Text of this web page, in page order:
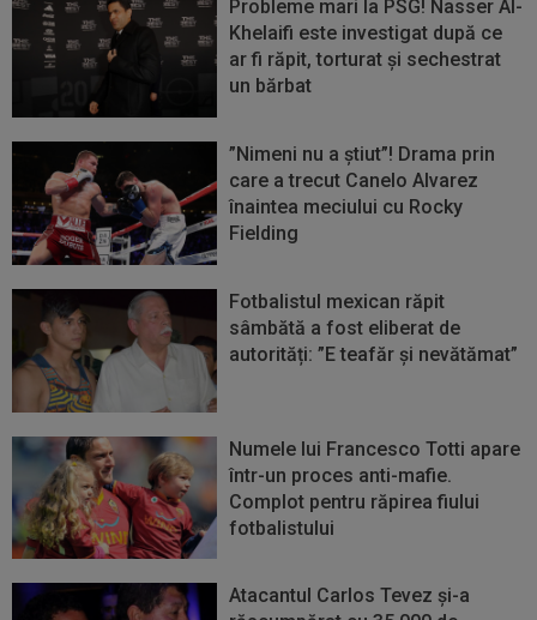
Probleme mari la PSG! Nasser Al-
Khelaifi este investigat după ce
ar fi răpit, torturat și sechestrat
un bărbat
”Nimeni nu a știut”! Drama prin
care a trecut Canelo Alvarez
înaintea meciului cu Rocky
Fielding
Fotbalistul mexican răpit
sâmbătă a fost eliberat de
autorități: ”E teafăr și nevătămat”
Numele lui Francesco Totti apare
într-un proces anti-mafie.
Complot pentru răpirea fiului
fotbalistului
Atacantul Carlos Tevez și-a